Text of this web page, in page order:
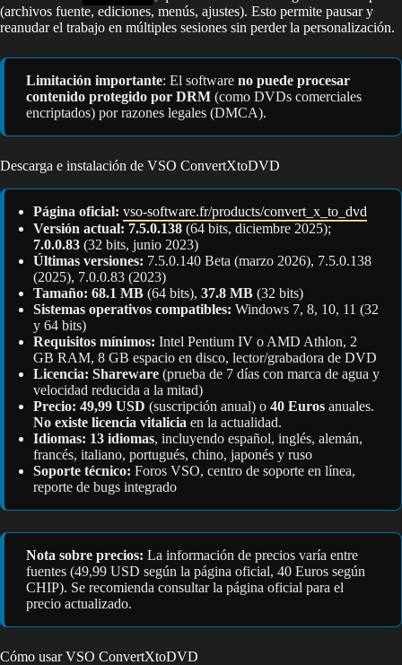
(archivos fuente, ediciones, menús, ajustes). Esto permite pausar y
reanudar el trabajo en múltiples sesiones sin perder la personalización.
Limitación importante: El software no puede procesar
contenido protegido por DRM (como DVDs comerciales
encriptados) por razones legales (DMCA).
Descarga e instalación de VSO ConvertXtoDVD
Página oficial: vso-software.fr/products/convert_x_to_dvd
Versión actual: 7.5.0.138 (64 bits, diciembre 2025);
7.0.0.83 (32 bits, junio 2023)
Últimas versiones: 7.5.0.140 Beta (marzo 2026), 7.5.0.138
(2025), 7.0.0.83 (2023)
Tamaño: 68.1 MB (64 bits), 37.8 MB (32 bits)
Sistemas operativos compatibles: Windows 7, 8, 10, 11 (32
y 64 bits)
Requisitos mínimos: Intel Pentium IV o AMD Athlon, 2
GB RAM, 8 GB espacio en disco, lector/grabadora de DVD
Licencia: Shareware (prueba de 7 días con marca de agua y
velocidad reducida a la mitad)
Precio: 49,99 USD (suscripción anual) o 40 Euros anuales.
No existe licencia vitalicia en la actualidad.
Idiomas: 13 idiomas, incluyendo español, inglés, alemán,
francés, italiano, portugués, chino, japonés y ruso
Soporte técnico: Foros VSO, centro de soporte en línea,
reporte de bugs integrado
Nota sobre precios: La información de precios varía entre
fuentes (49,99 USD según la página oficial, 40 Euros según
CHIP). Se recomienda consultar la página oficial para el
precio actualizado.
Cómo usar VSO ConvertXtoDVD